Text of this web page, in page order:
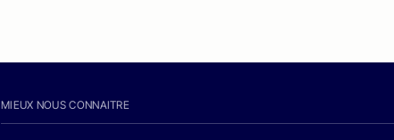
MIEUX NOUS CONNAITRE